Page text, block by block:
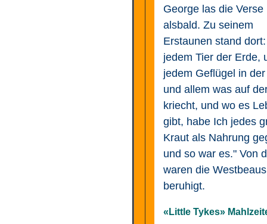
George las die Verse
alsbald. Zu seinem
Erstaunen stand
jedem Tier der Erde,
jedem Geflügel in
und allem was auf
kriecht, und wo es
gibt, habe Ich jedes
Kraut als Nahrung
und so war es." Von
waren die Westbeaus
beruhigt.
«Little Tykes»